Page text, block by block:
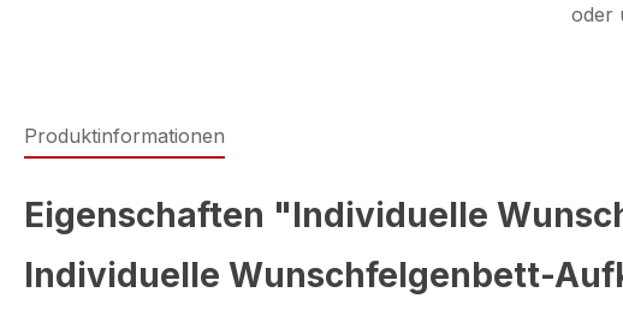
oder
Produktinformationen
Eigenschaften "Individuelle
Individuelle Wunschfelgenbett-